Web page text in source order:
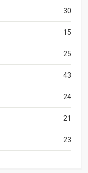
30
15
25
43
24
21
23